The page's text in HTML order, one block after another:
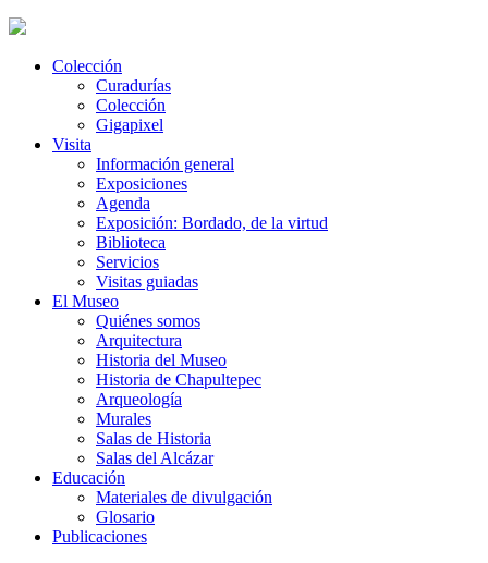
Colección
Curadurías
Colección
Gigapixel
Visita
Información general
Exposiciones
Agenda
Exposición: Bordado, de la virtud
Biblioteca
Servicios
Visitas guiadas
El Museo
Quiénes somos
Arquitectura
Historia del Museo
Historia de Chapultepec
Arqueología
Murales
Salas de Historia
Salas del Alcázar
Educación
Materiales de divulgación
Glosario
Publicaciones